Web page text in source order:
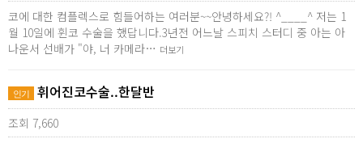
코에 대한 컴플렉스로 힘들어하는 여러분~~안녕하세요?! ^____^ 저는 1
월 10일에 휜코 수술을 했답니다.3년전 어느날 스피치 스터디 중 아는 아
나운서 선배가 "야, 너 카메라… 더보기
인기 휘어진코수술..한달반
조회 7,660